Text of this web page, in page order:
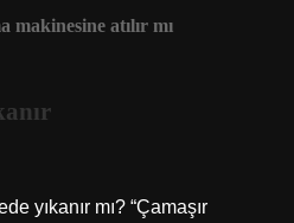
atılır mı
yıkanır mı? “Çamaşır